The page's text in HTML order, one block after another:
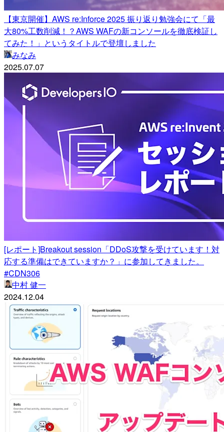
【東京開催】AWS re:Inforce 2025 振り返り勉強会にて「最
大80%工数削減！？AWS WAFの新コンソールを徹底検証し
てみた！」というタイトルで登壇しました
みなみ
2025.07.07
[レポート]Breakout session「DDoS攻撃を受けています！対
応する準備はできていますか？」に参加してきました。
#CDN306
中村 健一
2024.12.04